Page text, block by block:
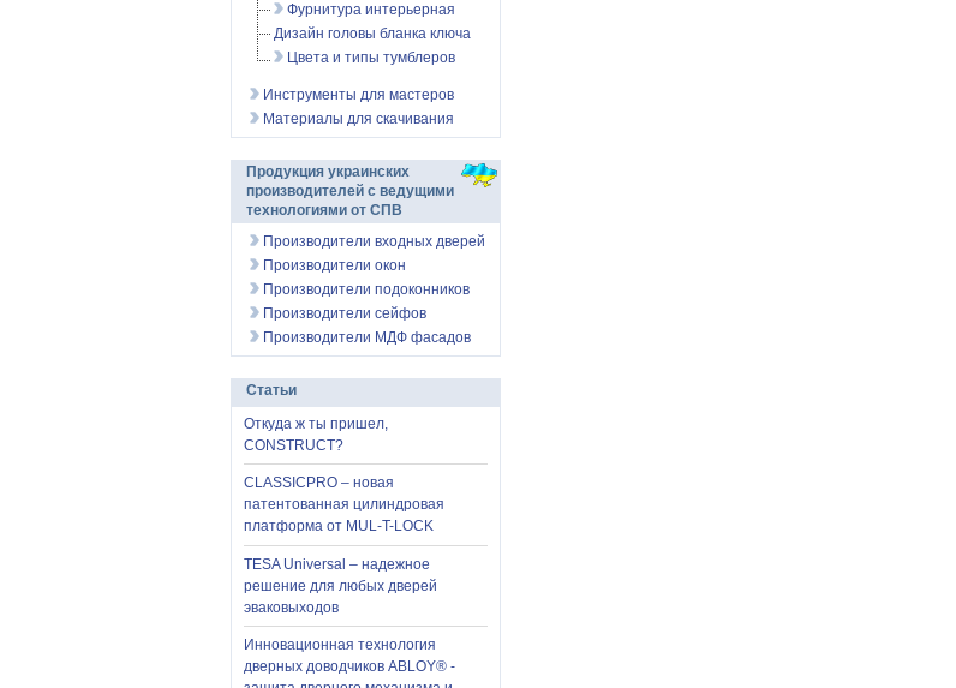
Фурнитура интерьерная
Дизайн головы бланка ключа
Цвета и типы тумблеров
Инструменты для мастеров
Материалы для скачивания
Продукция украинских
производителей с ведущими
технологиями от СПВ
Производители входных дверей
Производители окон
Производители подоконников
Производители сейфов
Производители МДФ фасадов
Статьи
Откуда ж ты пришел,
CONSTRUCT?
CLASSICPRO – новая
патентованная цилиндровая
платформа от MUL-T-LOCK
TESA Universal – надежное
решение для любых дверей
эваковыходов
Инновационная технология
дверных доводчиков ABLOY® -